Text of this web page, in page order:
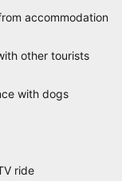
accommodation
other tourists
with dogs
ride